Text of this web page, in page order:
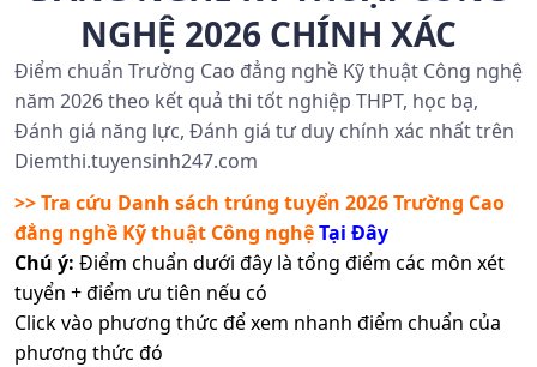
NGHỆ 2026 CHÍNH XÁC
Điểm chuẩn Trường Cao đẳng nghề Kỹ thuật Công nghệ
năm 2026 theo kết quả thi tốt nghiệp THPT, học bạ,
Đánh giá năng lực, Đánh giá tư duy chính xác nhất trên
Diemthi.tuyensinh247.com
>> Tra cứu Danh sách trúng tuyển 2026Trường Cao
đẳng nghề Kỹ thuật Công nghệTại Đây
Chú ý: Điểm chuẩn dưới đây là tổng điểm các môn xét
tuyển + điểm ưu tiên nếu có
Click vào phương thức để xem nhanh điểm chuẩn của
phương thức đó